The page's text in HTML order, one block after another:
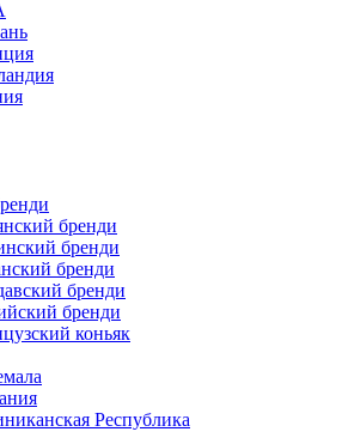
бренди
бренди
бренди
бренди
бренди
коньяк
Республика